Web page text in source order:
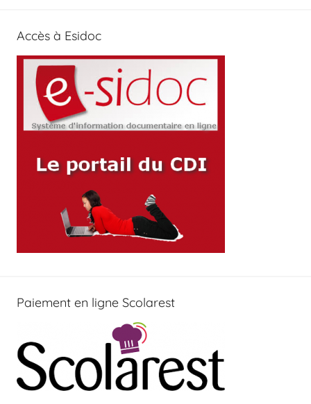
Accès à Esidoc
Paiement en ligne Scolarest